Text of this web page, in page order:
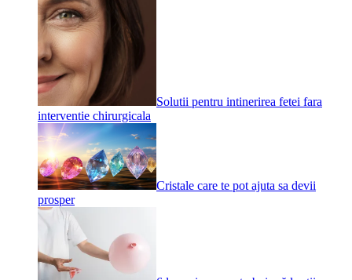
Solutii pentru intinerirea fetei fara
interventie chirurgicala
Cristale care te pot ajuta sa devii
prosper